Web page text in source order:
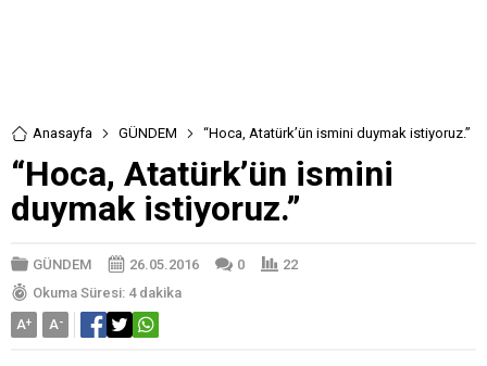
Anasayfa GÜNDEM “Hoca, Atatürk’ün ismini duymak istiyoruz.”
“Hoca, Atatürk’ün ismini
duymak istiyoruz.”
GÜNDEM 26.05.2016 0
22
Okuma Süresi: 4 dakika
A+ A-